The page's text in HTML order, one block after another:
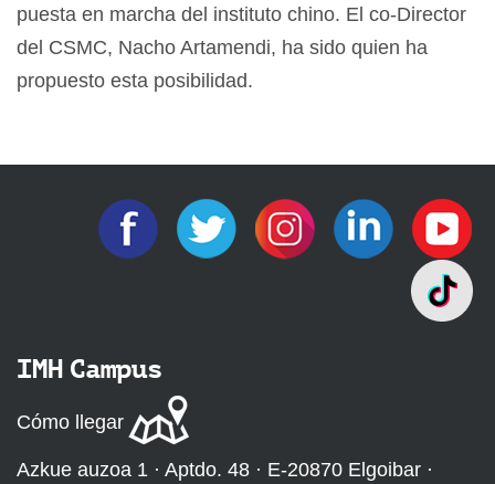
puesta en marcha del instituto chino. El co-Director
del CSMC, Nacho Artamendi, ha sido quien ha
propuesto esta posibilidad.
IMH Campus
Cómo llegar
Azkue auzoa 1 · Aptdo. 48 · E-20870 Elgoibar ·